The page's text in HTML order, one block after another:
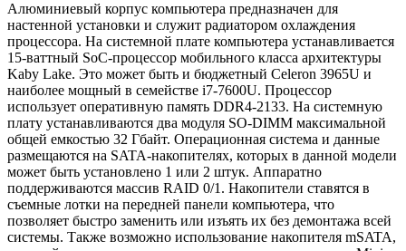
Алюминиевый корпус компьютера предназначен для
настенной установки и служит радиатором охлаждения
процессора. На системной плате компьютера устанавливается
15-ваттный SoC-процессор мобильного класса архитектуры
Kaby Lake. Это может быть и бюджетный Celeron 3965U и
наиболее мощный в семействе i7-7600U. Процессор
использует оперативную память DDR4-2133. На системную
плату устанавливаются два модуля SO-DIMM максимальной
общей емкостью 32 Гбайт. Операционная система и данные
размещаются на SATA-накопителях, которых в данной модели
может быть установлено 1 или 2 штук. Аппаратно
поддерживаются массив RAID 0/1. Накопители ставятся в
съемные лотки на передней панели компьютера, что
позволяет быстро заменить или изъять их без демонтажа всей
системы. Также возможно использование накопителя mSATA,